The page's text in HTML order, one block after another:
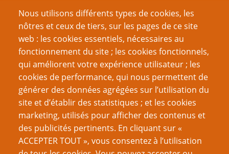
Nous utilisons différents types de cookies, les
nôtres et ceux de tiers, sur les pages de ce site
web : les cookies essentiels, nécessaires au
fonctionnement du site ; les cookies fonctionnels,
qui améliorent votre expérience utilisateur ; les
cookies de performance, qui nous permettent de
générer des données agrégées sur l’utilisation du
site et d’établir des statistiques ; et les cookies
marketing, utilisés pour afficher des contenus et
des publicités pertinents. En cliquant sur «
ACCEPTER TOUT », vous consentez à l’utilisation
Recherche
Nom d'utilisateur